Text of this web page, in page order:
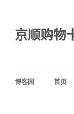
京顺购物
博客园 首页